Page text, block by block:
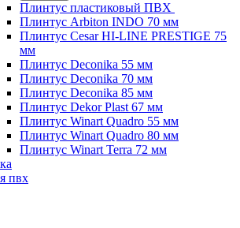
Плинтус пластиковый ПВХ
Плинтус Arbiton INDO 70 мм
Плинтус Cesar HI-LINE PRESTIGE 75
мм
Плинтус Deconika 55 мм
Плинтус Deconika 70 мм
Плинтус Deconika 85 мм
Плинтус Dekor Plast 67 мм
Плинтус Winart Quadro 55 мм
Плинтус Winart Quadro 80 мм
Плинтус Winart Terra 72 мм
пвх